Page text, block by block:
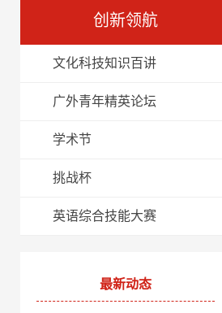
创新领航
文化科技知识百讲
广外青年精英论坛
学术节
挑战杯
英语综合技能大赛
最新动态